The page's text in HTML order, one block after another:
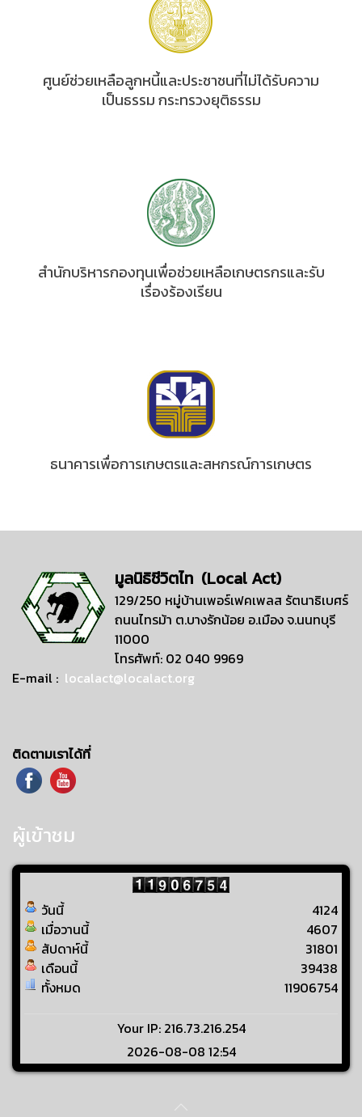
ศูนย์ช่วยเหลือลูกหนี้และประชาชนที่ไม่ได้รับความ
เป็นธรรม กระทรวงยุติธรรม
สำนักบริหารกองทุนเพื่อช่วยเหลือเกษตรกรและรับ
เรื่องร้องเรียน
ธนาคารเพื่อการเกษตรและสหกรณ์การเกษตร
มูลนิธิชีวิตไท (Local Act)
129/250 หมู่บ้านเพอร์เฟคเพลส รัตนาธิเบศร์
ถนนไทรม้า ต.บางรักน้อย อ.เมือง จ.นนทบุรี
11000
โทรศัพท์: 02 040 9969
E-mail : localact@localact.org
ติดตามเราได้ที่
ผู้เข้าชม
วันนี้
เมื่อวานนี้
สัปดาห์นี้
เดือนนี้
ทั้งหมด
4124
4607
31801
39438
11906754
Your IP: 216.73.216.254
2026-08-08 12:54
Visitors Counter